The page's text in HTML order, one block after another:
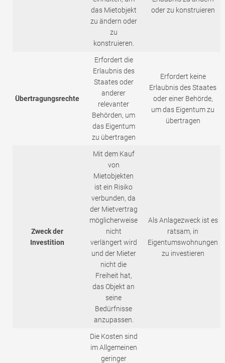
das Mietobjekt
zu ändern oder
zu
konstruieren.
oder zu konstruieren
Übertragungsrechte
Erfordert die
Erlaubnis des
Staates oder
anderer
relevanter
Behörden, um
das Eigentum
zu übertragen
Erfordert keine
Erlaubnis des Staates
oder einer Behörde,
um das Eigentum zu
übertragen
Zweck der
Investition
Mit dem Kauf
von
Mietobjekten
ist ein Risiko
verbunden, da
der Mietvertrag
möglicherweise
nicht
verlängert wird
und der Mieter
nicht die
Freiheit hat,
das Objekt an
seine
Bedürfnisse
anzupassen.
Als Anlagezweck ist es
ratsam, in
Eigentumswohnungen
zu investieren
Die Kosten sind
im Allgemeinen
geringer